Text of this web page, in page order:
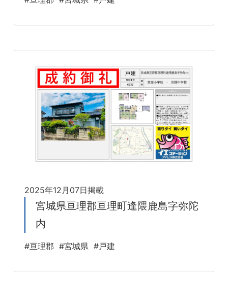
2025年12月07日掲載
宮城県亘理郡亘理町逢隈鹿島字弥陀
内
#亘理郡 #宮城県 #戸建